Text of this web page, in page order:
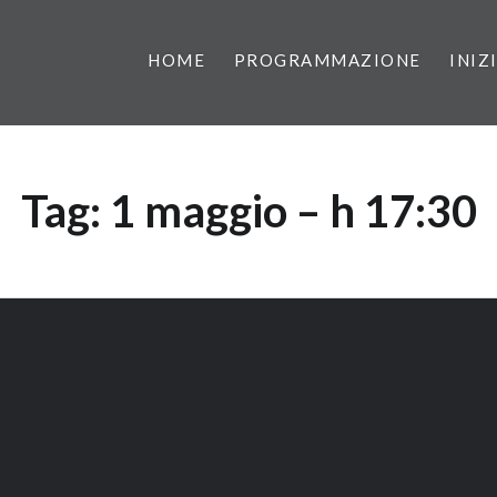
HOME PROGRAMMAZIONE
Tag: 1 maggio – h 17:30